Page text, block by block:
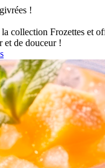
!
collection Frozettes et
et de douceur !